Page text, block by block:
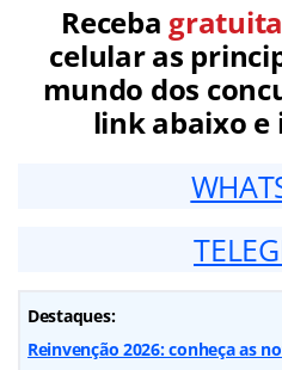
Receba
celular as
mundo dos
link abaixo e
Destaques:
Reinvenção 2026: conheça as